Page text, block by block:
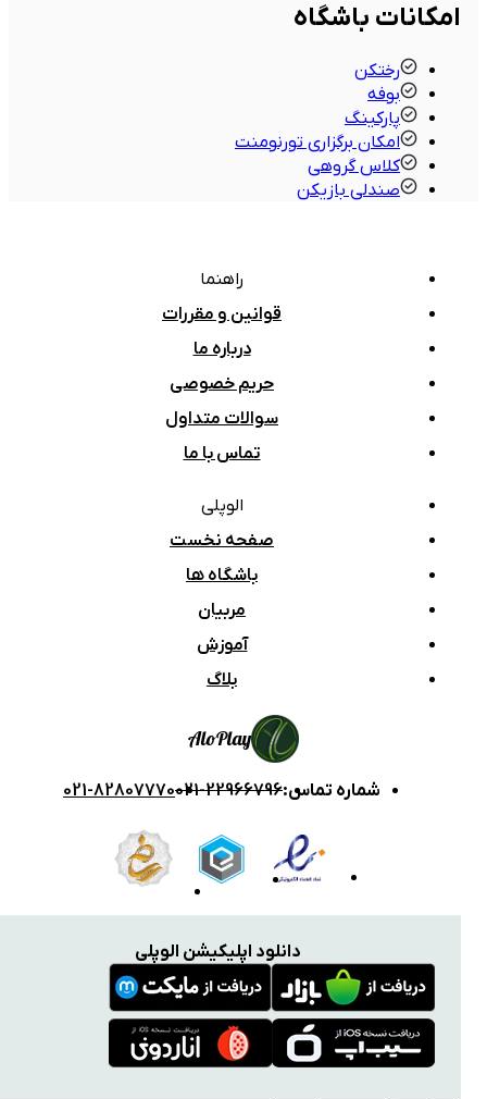
امکانات باشگاه
رختکن
بوفه
پارکینگ
امکان برگزاری تورنومنت
کلاس گروهی
صندلی بازیکن
راهنما
قوانین و مقررات
درباره ما
حریم خصوصی
سوالات متداول
تماس با ما
الوپلی
صفحه نخست
باشگاه ها
مربیان
آموزش
بلاگ
AloPlay
شماره تماس:
021-22966796
021-82807770
دانلود اپلیکیشن الوپلی